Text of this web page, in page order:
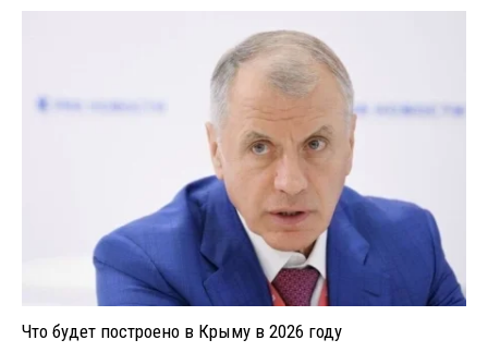
Что будет построено в Крыму в 2026 году